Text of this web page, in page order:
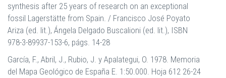
synthesis after 25 years of research on an exceptional
fossil Lagerstätte from Spain. / Francisco José Poyato
Ariza (ed. lit.), Ángela Delgado Buscalioni (ed. lit.), ISBN
978-3-89937-153-6, págs. 14-28
García, F., Abril, J., Rubio, J. y Apalategui, O. 1978. Memoria
del Mapa Geológico de España E. 1:50.000. Hoja 612 26-24